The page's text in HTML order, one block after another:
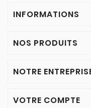
INFORMATIONS
NOS PRODUITS
NOTRE
VOTRE COMPTE